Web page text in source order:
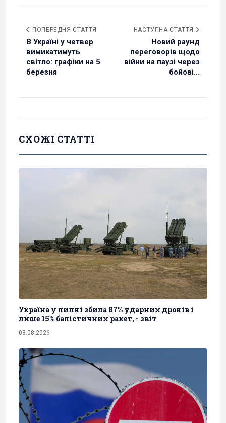
ПОПЕРЕДНЯ СТАТТЯ
В Україні у четвер
вимикатимуть
світло: графіки на 5
березня
НАСТУПНА СТАТТЯ
Новий раунд
переговорів щодо
війни на паузі через
бойові...
СХОЖІ СТАТТІ
Україна у липні збила 87% ударних дронів і
лише 15% балістичних ракет, - звіт
08.08.2026